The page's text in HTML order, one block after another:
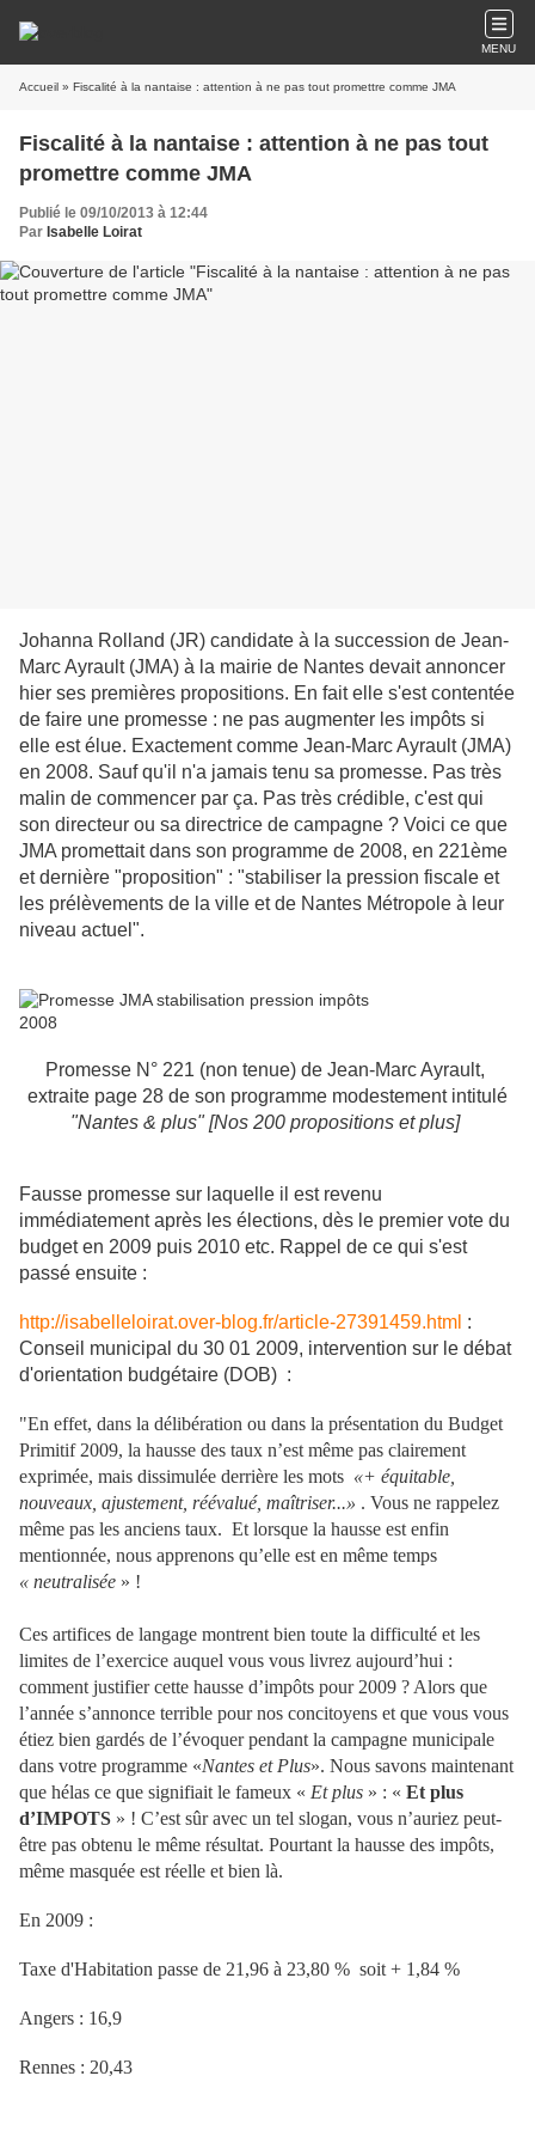
MENU
Accueil » Fiscalité à la nantaise : attention à ne pas tout promettre comme JMA
Fiscalité à la nantaise : attention à ne pas tout
promettre comme JMA
Publié le 09/10/2013 à 12:44
Par Isabelle Loirat
Johanna Rolland (JR) candidate à la succession de Jean-
Marc Ayrault (JMA) à la mairie de Nantes devait annoncer
hier ses premières propositions. En fait elle s'est contentée
de faire une promesse : ne pas augmenter les impôts si
elle est élue. Exactement comme Jean-Marc Ayrault (JMA)
en 2008. Sauf qu'il n'a jamais tenu sa promesse. Pas très
malin de commencer par ça. Pas très crédible, c'est qui
son directeur ou sa directrice de campagne ? Voici ce que
JMA promettait dans son programme de 2008, en 221ème
et dernière "proposition" : "stabiliser la pression fiscale et
les prélèvements de la ville et de Nantes Métropole à leur
niveau actuel".
Promesse N° 221 (non tenue) de Jean-Marc Ayrault,
extraite page 28 de son programme modestement intitulé
"Nantes & plus" [Nos 200 propositions et plus]
Fausse promesse sur laquelle il est revenu
immédiatement après les élections, dès le premier vote du
budget en 2009 puis 2010 etc. Rappel de ce qui s'est
passé ensuite :
http://isabelleloirat.over-blog.fr/article-27391459.html :
Conseil municipal du 30 01 2009, intervention sur le débat
d'orientation budgétaire (DOB) :
"En effet, dans la délibération ou dans la présentation du Budget
Primitif 2009, la hausse des taux n’est même pas clairement
exprimée, mais dissimulée derrière les mots «+ équitable,
nouveaux, ajustement, réévalué, maîtriser...» . Vous ne rappelez
même pas les anciens taux. Et lorsque la hausse est enfin
mentionnée, nous apprenons qu’elle est en même temps
« neutralisée » !
Ces artifices de langage montrent bien toute la difficulté et les
limites de l’exercice auquel vous vous livrez aujourd’hui :
comment justifier cette hausse d’impôts pour 2009 ? Alors que
l’année s’annonce terrible pour nos concitoyens et que vous vous
étiez bien gardés de l’évoquer pendant la campagne municipale
dans votre programme «Nantes et Plus». Nous savons maintenant
que hélas ce que signifiait le fameux « Et plus » : « Et plus
d’IMPOTS » ! C’est sûr avec un tel slogan, vous n’auriez peut-
être pas obtenu le même résultat. Pourtant la hausse des impôts,
même masquée est réelle et bien là.
En 2009 :
Taxe d'Habitation passe de 21,96 à 23,80 % soit + 1,84 %
Angers : 16,9
Rennes : 20,43